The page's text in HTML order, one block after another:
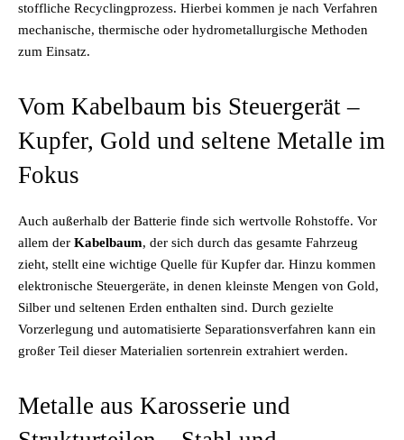
stoffliche Recyclingprozess. Hierbei kommen je nach Verfahren
mechanische, thermische oder hydrometallurgische Methoden
zum Einsatz.
Vom Kabelbaum bis Steuergerät –
Kupfer, Gold und seltene Metalle im
Fokus
Auch außerhalb der Batterie finde sich wertvolle Rohstoffe. Vor
allem der Kabelbaum, der sich durch das gesamte Fahrzeug
zieht, stellt eine wichtige Quelle für Kupfer dar. Hinzu kommen
elektronische Steuergeräte, in denen kleinste Mengen von Gold,
Silber und seltenen Erden enthalten sind. Durch gezielte
Vorzerlegung und automatisierte Separationsverfahren kann ein
großer Teil dieser Materialien sortenrein extrahiert werden.
Metalle aus Karosserie und